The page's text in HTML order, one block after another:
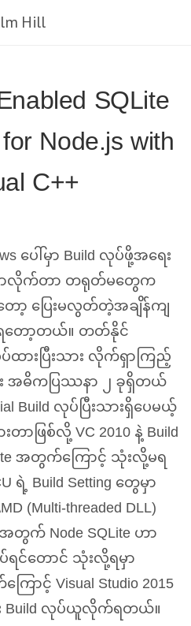
Hill
SQLite
Node.js with
C++
ပေါ်မှာ Build လုပ်ဖို့အရေး
လိုက်တာ တရုတ်မတွေက
ပြေးမလွတ်တဲ့အချိန်ကျ
တော့တယ်။ တတ်နိုင်
ားပြီးသား လိုက်ရှာကြည့်
အဓိကပြဿနာ ၂ ခုရှိတယ်
Build လုပ်ပြီးသားရှိပေမယ့်
းတာဖြစ်လို့VC2010 နဲ့ Build
အတွက်ကြောင့် သုံးလို့မရ
ရဲ့ Build Setting တွေမှာ
MD(Multi-threadedDLL)
တွက် Node SQLite ဟာ
ရင်တောင် သုံးလို့ရမှာ
င့် Visual Studio 2015
Build လုပ်ယူလိုက်ရတယ်။